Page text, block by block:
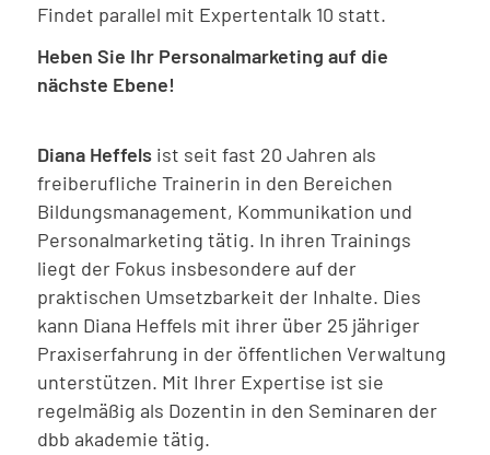
Findet parallel mit Expertentalk 10 statt.
Heben Sie Ihr Personalmarketing auf die
nächste Ebene!
Diana Heffels ist seit fast 20 Jahren als
freiberufliche Trainerin in den Bereichen
Bildungsmanagement, Kommunikation und
Personalmarketing tätig. In ihren Trainings
liegt der Fokus insbesondere auf der
praktischen Umsetzbarkeit der Inhalte. Dies
kann Diana Heffels mit ihrer über 25 jähriger
Praxiserfahrung in der öffentlichen Verwaltung
unterstützen. Mit Ihrer Expertise ist sie
regelmäßig als Dozentin in den Seminaren der
dbb akademie tätig.